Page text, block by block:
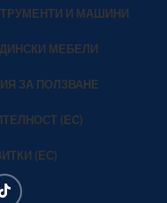
И МАШИНИ
МЕБЕЛИ
ЗА ПОЛЗВАНЕ
(ЕС)
(ЕС)